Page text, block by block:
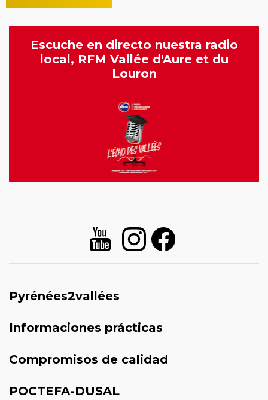
Escuche en directo nuestra radio
local, RFM Vallée d'Aure et du
Louron
Pyrénées2vallées
Informaciones prácticas
Compromisos de calidad
POCTEFA-DUSAL